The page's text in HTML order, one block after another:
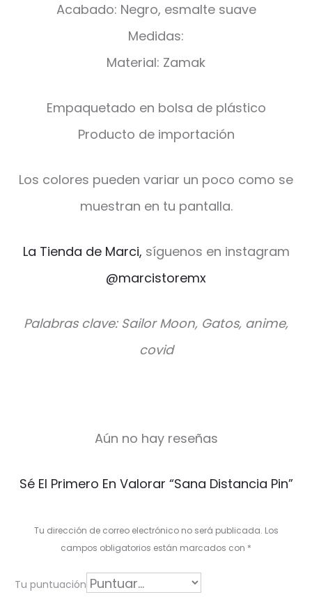
Acabado: Negro, esmalte suave
Medidas:
Material: Zamak
Empaquetado en bolsa de plástico
Producto de importación
Los colores pueden variar un poco como se
muestran en tu pantalla.
La Tienda de Marci, síguenos en instagram
@marcistoremx
Palabras clave: Sailor Moon, Gatos, anime,
covid
V
a
r
Aún no hay reseñas
Sé El Primero En Valorar “Sana Distancia Pin”
Tu dirección de correo electrónico no será publicada. Los
campos obligatorios están marcados con *
Tu puntuación